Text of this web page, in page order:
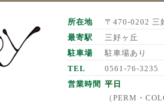
所在地
〒470-0202 三
最寄駅
三好ヶ丘
駐車場
駐車場あり
TEL
0561-76-3235
営業時間 平日
（PERM・